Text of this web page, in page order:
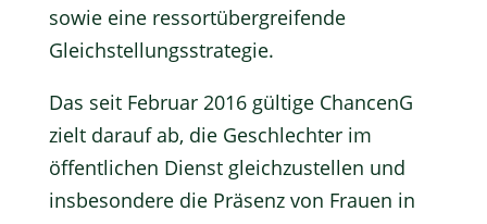
sowie eine ressortübergreifende
Gleichstellungsstrategie.
Das seit Februar 2016 gültige ChancenG
zielt darauf ab, die Geschlechter im
öffentlichen Dienst gleichzustellen und
insbesondere die Präsenz von Frauen in